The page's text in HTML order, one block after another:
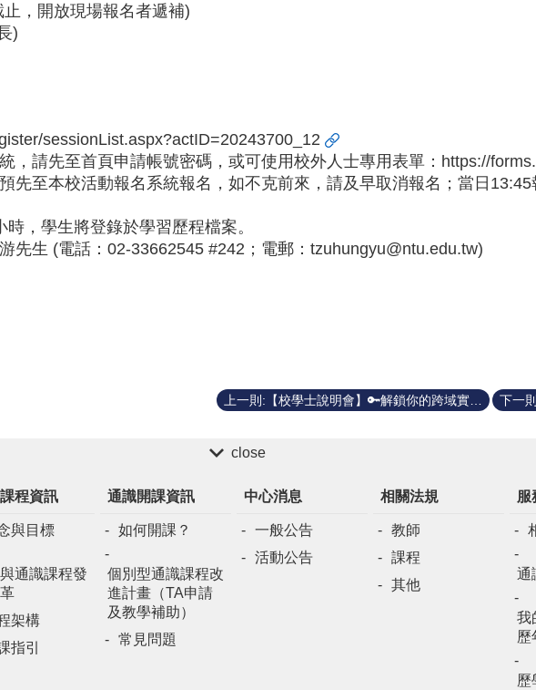
，開放現場報名者遞補)
)
sessionList.aspx?actID=20243700_12
，請先至首頁申請帳號密碼，或可使用校外人士專用表單：https://
先至本校活動報名系統報名，如不克前來，請及早取消報名；當日
，學生將登錄於學習歷程檔案。
先生 (電話：02-33662545 #242；電郵：tzuhungyu@ntu.edu.tw)
close
程資訊
與目標
通識課程發
架構
指引
通識開課資訊
如何開課？
個別型通識課程改
進計畫（TA申請
及教學補助）
常見問題
中心消息
一般公告
活動公告
相關法規
教師
課程
其他
通
我
歷
歷